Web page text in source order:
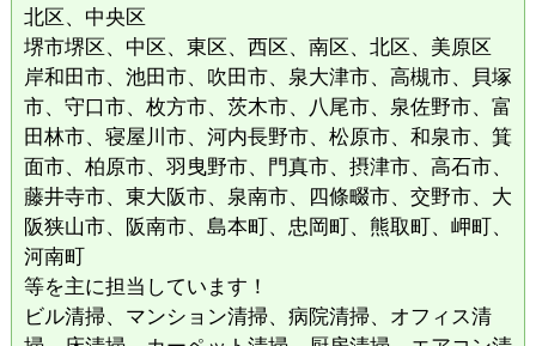
北区、中央区
堺市堺区、中区、東区、西区、南区、北区、美原区
岸和田市、池田市、吹田市、泉大津市、高槻市、貝塚
市、守口市、枚方市、茨木市、八尾市、泉佐野市、富
田林市、寝屋川市、河内長野市、松原市、和泉市、箕
面市、柏原市、羽曳野市、門真市、摂津市、高石市、
藤井寺市、東大阪市、泉南市、四條畷市、交野市、大
阪狭山市、阪南市、島本町、忠岡町、熊取町、岬町、
河南町
等を主に担当しています！
ビル清掃、マンション清掃、病院清掃、オフィス清